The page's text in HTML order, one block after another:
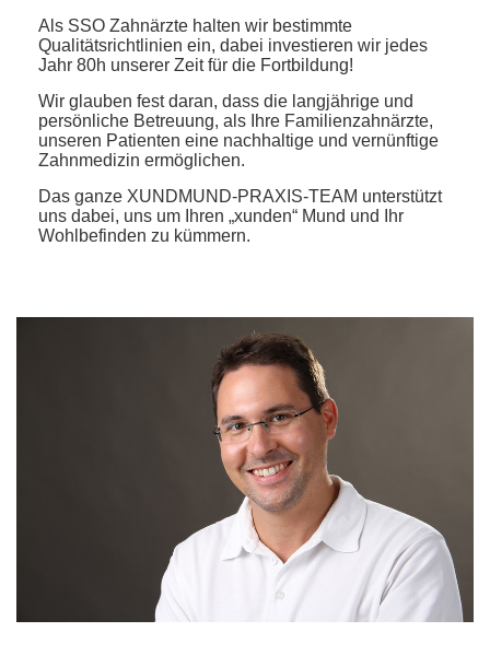
Als SSO Zahnärzte halten wir bestimmte
Qualitätsrichtlinien ein, dabei investieren wir jedes
Jahr 80h unserer Zeit für die Fortbildung!
Wir glauben fest daran, dass die langjährige und
persönliche Betreuung, als Ihre Familienzahnärzte,
unseren Patienten eine nachhaltige und vernünftige
Zahnmedizin ermöglichen.
Das ganze XUNDMUND-PRAXIS-TEAM unterstützt
uns dabei, uns um Ihren „xunden“ Mund und Ihr
Wohlbefinden zu kümmern.